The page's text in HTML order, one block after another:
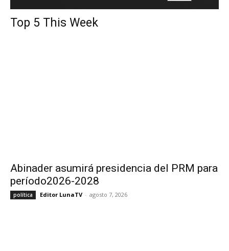
Top 5 This Week
Abinader asumirá presidencia del PRM para
período2026-2028
política Editor LunaTV - agosto 7, 2026